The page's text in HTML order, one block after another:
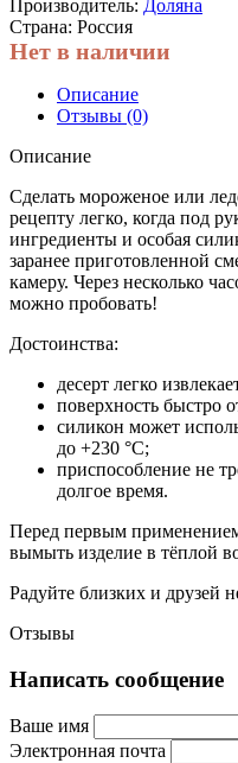
Производитель: Доляна
Страна: Россия
Нет в наличии
Описание
Отзывы (0)
Описание
Сделать мороженое или
рецепту легко, когда под
ингредиенты и особая
заранее приготовленной
камеру. Через несколько
можно пробовать!
Достоинства:
десерт легко
поверхность быстро
силикон может
до +230 °C;
приспособление не
долгое время.
Перед первым
вымыть изделие в тёплой
Радуйте близких и друзей
Отзывы
Написать сообщение
Ваше имя
Электронная почта